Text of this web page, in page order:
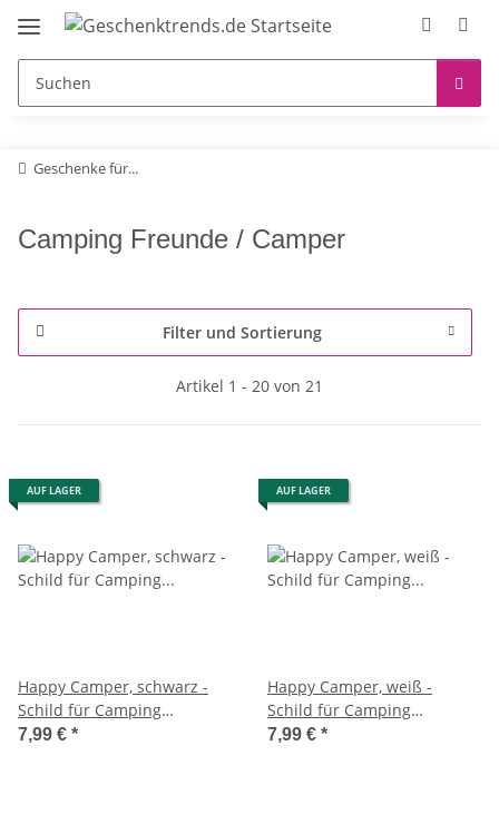
Geschenke für...
Camping Freunde / Camper
Filter und Sortierung
Artikel 1 - 20 von 21
AUF LAGER
Happy Camper, schwarz -
Schild für Camping
Liebhaber, Herz, Deko
7,99 € *
AUF LAGER
Happy Camper, weiß -
Schild für Camping
Liebhaber, Herz, Deko
7,99 € *